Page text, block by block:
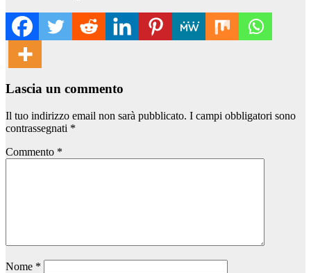
Lascia un commento
Il tuo indirizzo email non sarà pubblicato. I campi obbligatori sono
contrassegnati *
Commento *
Nome *